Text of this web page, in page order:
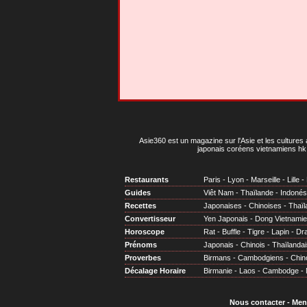
Asie360 est un magazine sur l'Asie et les cultures
japonais coréens vietnamiens
Restaurants Paris - Lyon - Marseille - Lille -
Guides
Viêt Nam - Thaïlande -
Recettes
Japonaises - Chinoises -
Convertisseur
Yen Japonais - Dong
Horoscope
Rat - Buffle - Tigre - Lapin -
Prénoms
Japonais - Chinois -
Proverbes
Birmans - Cambodgiens -
Décalage Horaire
Birmanie - Laos - Cambodge -
Nous contacter-